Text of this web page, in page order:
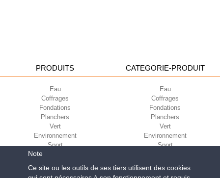
PRODUITS
Eau
Coffrages
Fondations
Planchers
Vert
Environnement
Sport
CATEGORIE-PRODUIT
Eau
Coffrages
Fondations
Planchers
Vert
Environnement
Sport
CORPORATE
Note
Ce site ou les outils de ses tiers utilisent des cookies